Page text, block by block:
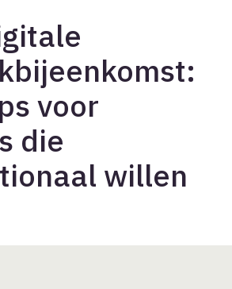
voor
die
willen